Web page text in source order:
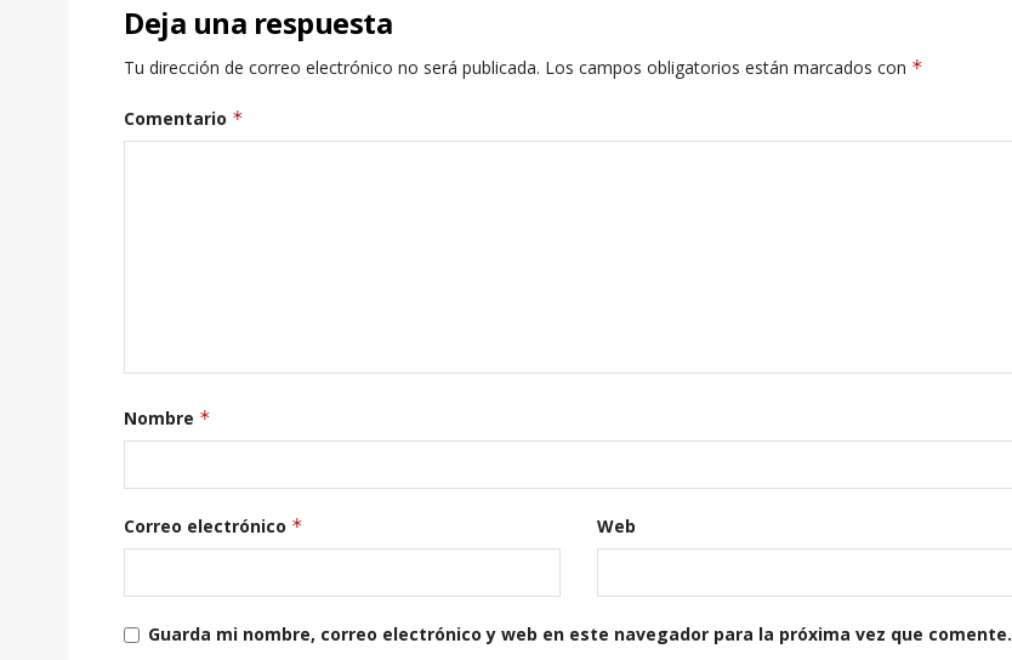
Deja una respuesta
Tu dirección de correo electrónico no será publicada. Los campos obligatorios están marcados con *
Comentario *
Nombre *
Correo electrónico * Web
Guarda mi nombre, correo electrónico y web en este navegador para la próxima vez que comente.